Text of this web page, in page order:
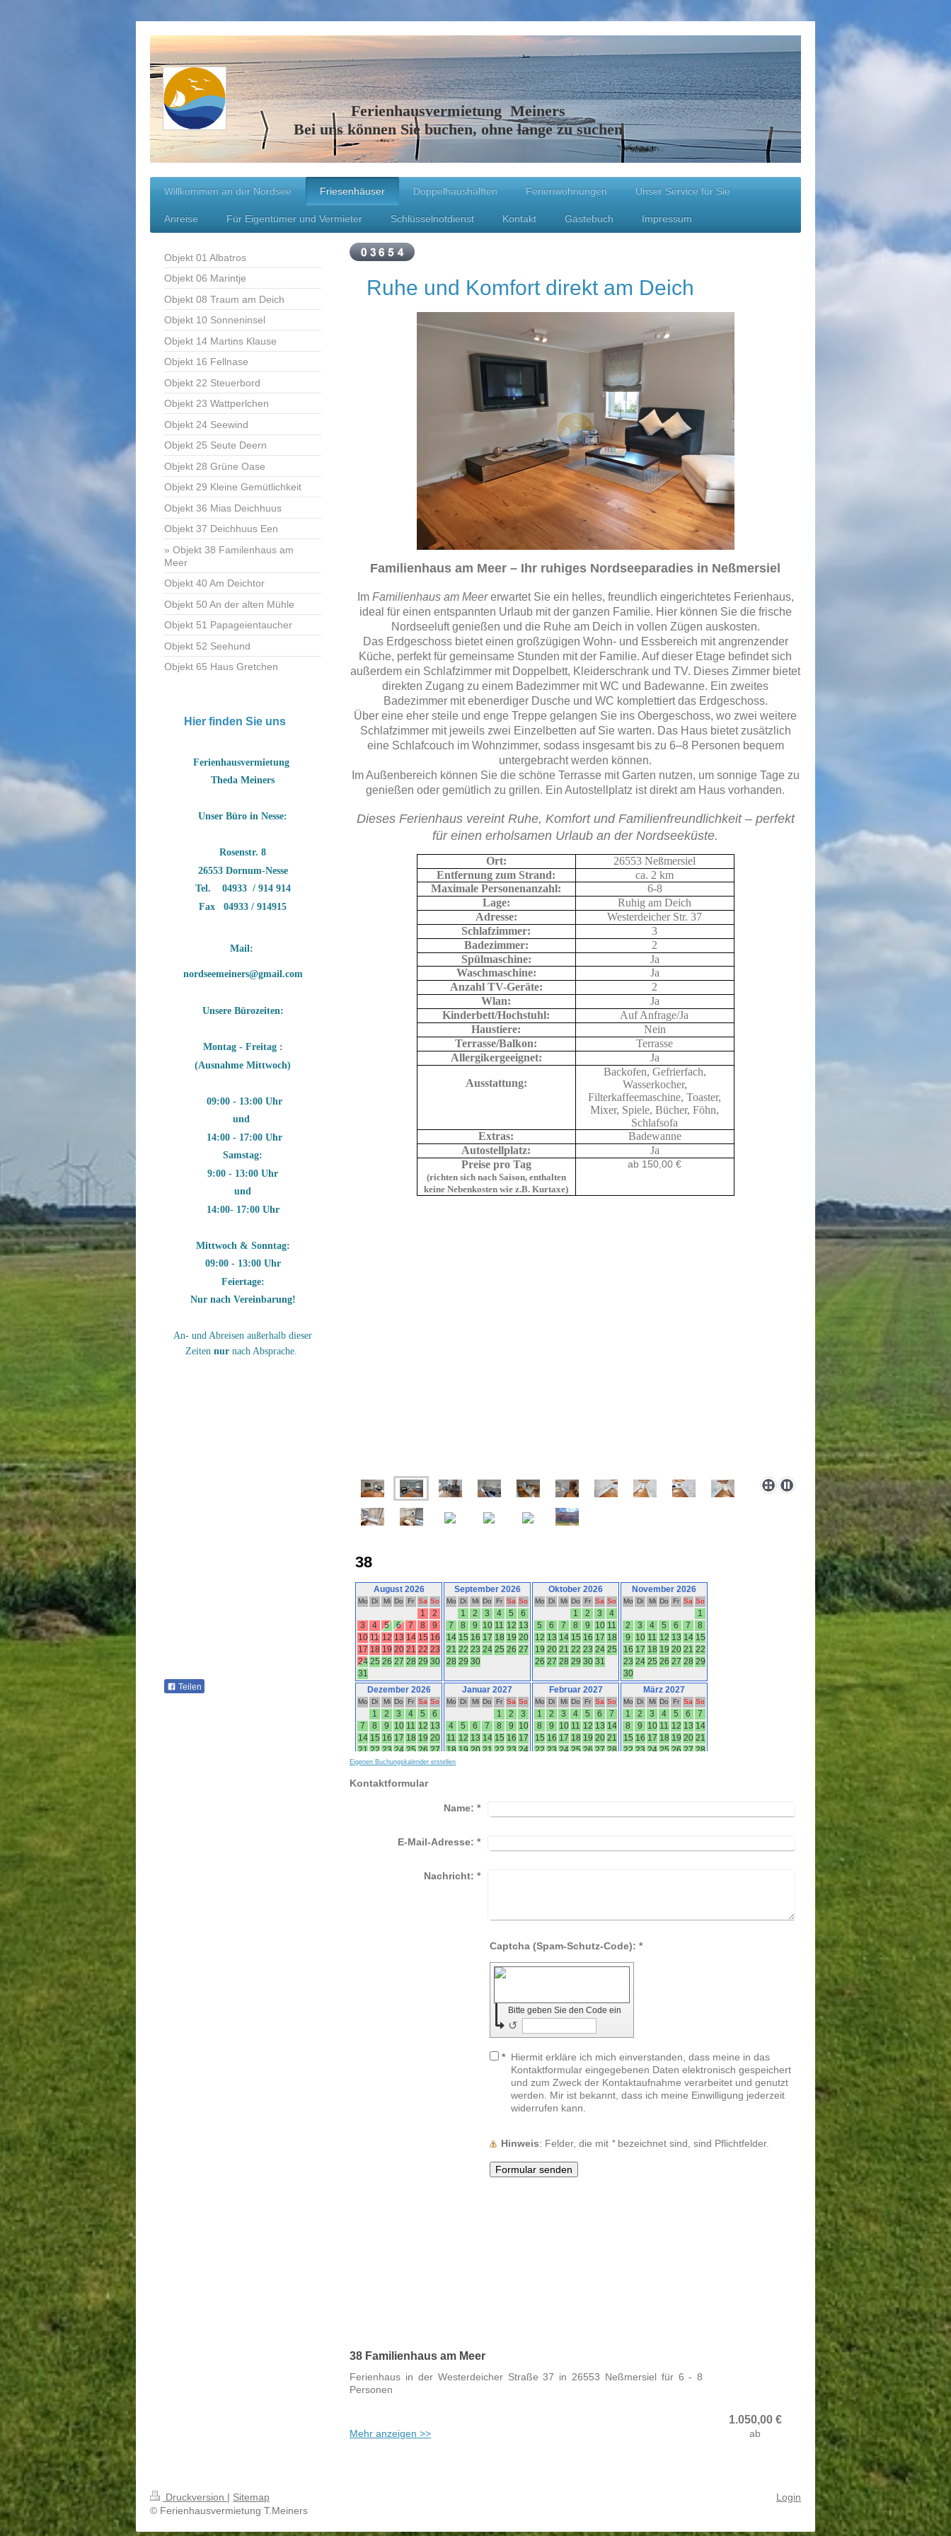
Ferienhausvermietung Meiners
Bei uns können Sie buchen, ohne lange zu suchen
Willkommen an der Nordsee Friesenhäuser Doppelhaushälften Ferienwohnungen Unser Service für Sie
Anreise Für Eigentümer und Vermieter Schlüsselnotdienst Kontakt Gästebuch Impressum
Ruhe und Komfort direkt am Deich
Familienhaus am Meer – Ihr ruhiges Nordseeparadies in Neßmersiel
Im Familienhaus am Meererwartet Sie ein helles, freundlich eingerichtetes Ferienhaus,
ideal für einen entspannten Urlaub mit der ganzen Familie. Hier können Sie die frische
Nordseeluft genießen und die Ruhe am Deich in vollen Zügen auskosten.
Das Erdgeschoss bietet einen großzügigen Wohn- und Essbereich mit angrenzender
Küche, perfekt für gemeinsame Stunden mit der Familie. Auf dieser Etage befindet sich
außerdem ein Schlafzimmer mit Doppelbett, Kleiderschrank und TV. Dieses Zimmer bietet
direkten Zugang zu einem Badezimmer mit WC und Badewanne. Ein zweites
Badezimmer mit ebenerdiger Dusche und WC komplettiert das Erdgeschoss.
Über eine eher steile und enge Treppe gelangen Sie ins Obergeschoss, wo zwei weitere
Schlafzimmer mit jeweils zwei Einzelbetten auf Sie warten. Das Haus bietet zusätzlich
eine Schlafcouch im Wohnzimmer, sodass insgesamt bis zu 6–8 Personen bequem
untergebracht werden können.
Im Außenbereich können Sie die schöne Terrasse mit Garten nutzen, um sonnige Tage zu
genießen oder gemütlich zu grillen. Ein Autostellplatz ist direkt am Haus vorhanden.
Dieses Ferienhaus vereint Ruhe, Komfort und Familienfreundlichkeit – perfekt
für einen erholsamen Urlaub an der Nordseeküste.
Ort:
26553 Neßmersiel
Entfernung zum Strand:
ca. 2 km
Maximale Personenanzahl:
6-8
Lage:
Ruhig am Deich
Adresse:
Westerdeicher Str. 37
Schlafzimmer:
3
Badezimmer:
2
Spülmaschine:
Ja
Waschmaschine:
Ja
Anzahl TV-Geräte:
2
Wlan:
Ja
Kinderbett/Hochstuhl:
Auf Anfrage/Ja
Haustiere:
Nein
Terrasse/Balkon:
Terrasse
Allergikergeeignet:
Ja
Ausstattung:
Backofen, Gefrierfach,
Wasserkocher,
Filterkaffeemaschine, Toaster,
Mixer, Spiele, Bücher, Föhn,
Schlafsofa
Extras:
Badewanne
Autostellplatz:
Ja
Preise pro Tag
(richten sich nach Saison, enthalten
keine Nebenkosten wie z.B. Kurtaxe)
ab 150,00 €
Eigenen Buchungskalender erstellen
Kontaktformular
Name: *
E-Mail-Adresse: *
Nachricht: *
Captcha (Spam-Schutz-Code): *
Bitte geben Sie den Code ein
↺
* Hiermit erkläre ich mich einverstanden, dass meine in das
Kontaktformular eingegebenen Daten elektronisch gespeichert
und zum Zweck der Kontaktaufnahme verarbeitet und genutzt
werden. Mir ist bekannt, dass ich meine Einwilligung jederzeit
widerrufen kann.
Hinweis : Felder, die mit *bezeichnet sind, sind Pflichtfelder.
1.050,00€
ab
38 Familienhaus am Meer
Ferienhaus in der Westerdeicher Straße 37 in 26553 Neßmersiel für 6 - 8
Personen
Mehr anzeigen >>
Objekt 01 Albatros
Objekt 06 Marintje
Objekt 08 Traum am Deich
Objekt 10 Sonneninsel
Objekt 14 Martins Klause
Objekt 16 Fellnase
Objekt 22 Steuerbord
Objekt 23 Wattperlchen
Objekt 24 Seewind
Objekt 25 Seute Deern
Objekt 28 Grüne Oase
Objekt 29 Kleine Gemütlichkeit
Objekt 36 Mias Deichhuus
Objekt 37 Deichhuus Een
Objekt 38 Familenhaus am
Meer
Objekt 40 Am Deichtor
Objekt 50 An der alten Mühle
Objekt 51 Papageientaucher
Objekt 52 Seehund
Objekt 65 Haus Gretchen
Hier finden Sie uns
Ferienhausvermietung
Theda Meiners
Unser Büro in Nesse:
Rosenstr. 8
26553 Dornum-Nesse
Tel. 04933 / 914 914
Fax 04933 / 914915
Mail:
nordseemeiners@gmail.com
Unsere Bürozeiten:
Montag - Freitag :
(Ausnahme Mittwoch)
09:00 - 13:00 Uhr
und
14:00 - 17:00 Uhr
Samstag:
9:00 - 13:00 Uhr
und
14:00- 17:00 Uhr
Mittwoch & Sonntag:
09:00 - 13:00 Uhr
Feiertage:
Nur nach Vereinbarung!
An- und Abreisen außerhalb dieser
Zeitennur nach Absprache.
Teilen
Druckversion | Sitemap
© Ferienhausvermietung T.Meiners
Login